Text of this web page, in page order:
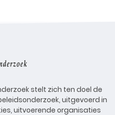
stelt zich ten doel de
uitgevoerd in
uitvoerende organisaties